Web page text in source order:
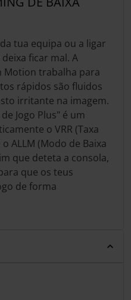
tua equipa ou a ligar
ficar mal. A
Motion trabalha para
rápidos são fluidos
irritante na imagem.
Jogo Plus" é um
o VRR (Taxa
ALLM (Modo de Baixa
que deteta a consola,
que os teus
de forma